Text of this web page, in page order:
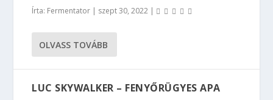
Írta: Fermentator | szept 30, 2022 |
OLVASS TOVÁBB
LUC SKYWALKER – FENYŐRÜGYES APA